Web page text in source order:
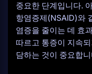
중요한 단계입니다.
항염증제(NSAID)와
염증을 줄이는 데 효
따르고 통증이 지속
담하는 것이 중요합